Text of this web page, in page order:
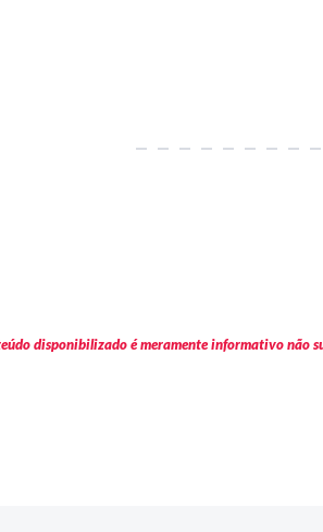
disponibilizado é meramente informativo